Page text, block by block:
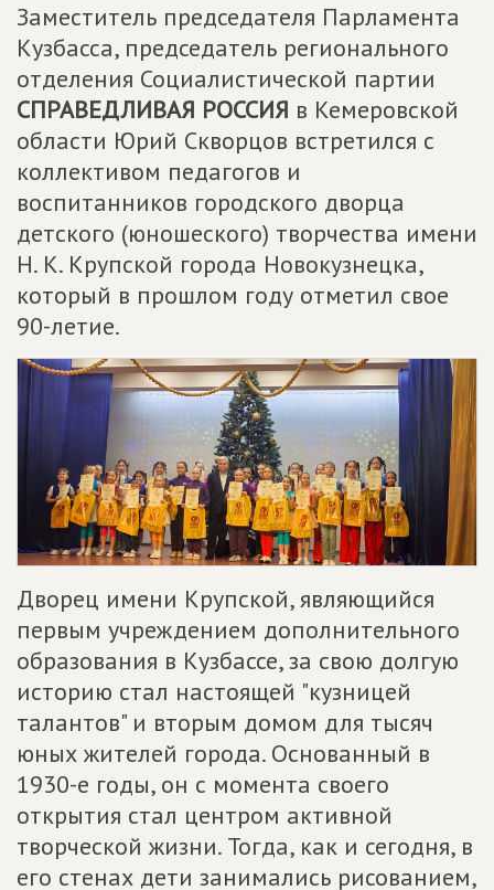
Заместитель председателя Парламента
Кузбасса, председатель регионального
отделения Социалистической партии
СПРАВЕДЛИВАЯ РОССИЯ в Кемеровской
области Юрий Скворцов встретился с
коллективом педагогов и
воспитанников городского дворца
детского (юношеского) творчества имени
Н. К. Крупской города Новокузнецка,
который в прошлом году отметил свое
90-летие.
Дворец имени Крупской, являющийся
первым учреждением дополнительного
образования в Кузбассе, за свою долгую
историю стал настоящей "кузницей
талантов" и вторым домом для тысяч
юных жителей города. Основанный в
1930-е годы, он с момента своего
открытия стал центром активной
творческой жизни. Тогда, как и сегодня, в
его стенах дети занимались рисованием,